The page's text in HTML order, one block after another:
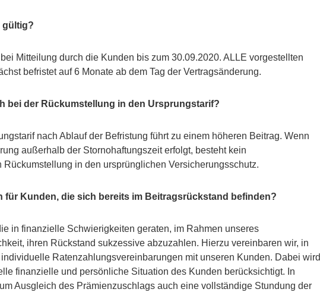
gültig?
Mitteilung durch die Kunden bis zum 30.09.2020. ALLE vorgestellten
befristet auf 6 Monate ab dem Tag der Vertragsänderung.
bei der Rückumstellung in den Ursprungstarif?
nach Ablauf der Befristung führt zu einem höheren Beitrag. Wenn
außerhalb der Stornohaftungszeit erfolgt, besteht kein
in den ursprünglichen Versicherungsschutz.
für Kunden, die sich bereits im Beitragsrückstand befinden?
in finanzielle Schwierigkeiten geraten, im Rahmen unseres
ihren Rückstand sukzessive abzuzahlen. Hierzu vereinbaren wir, in
Ratenzahlungsvereinbarungen mit unseren Kunden. Dabei wird
finanzielle und persönliche Situation des Kunden berücksichtigt. In
Ausgleich des Prämienzuschlags auch eine vollständige Stundung der